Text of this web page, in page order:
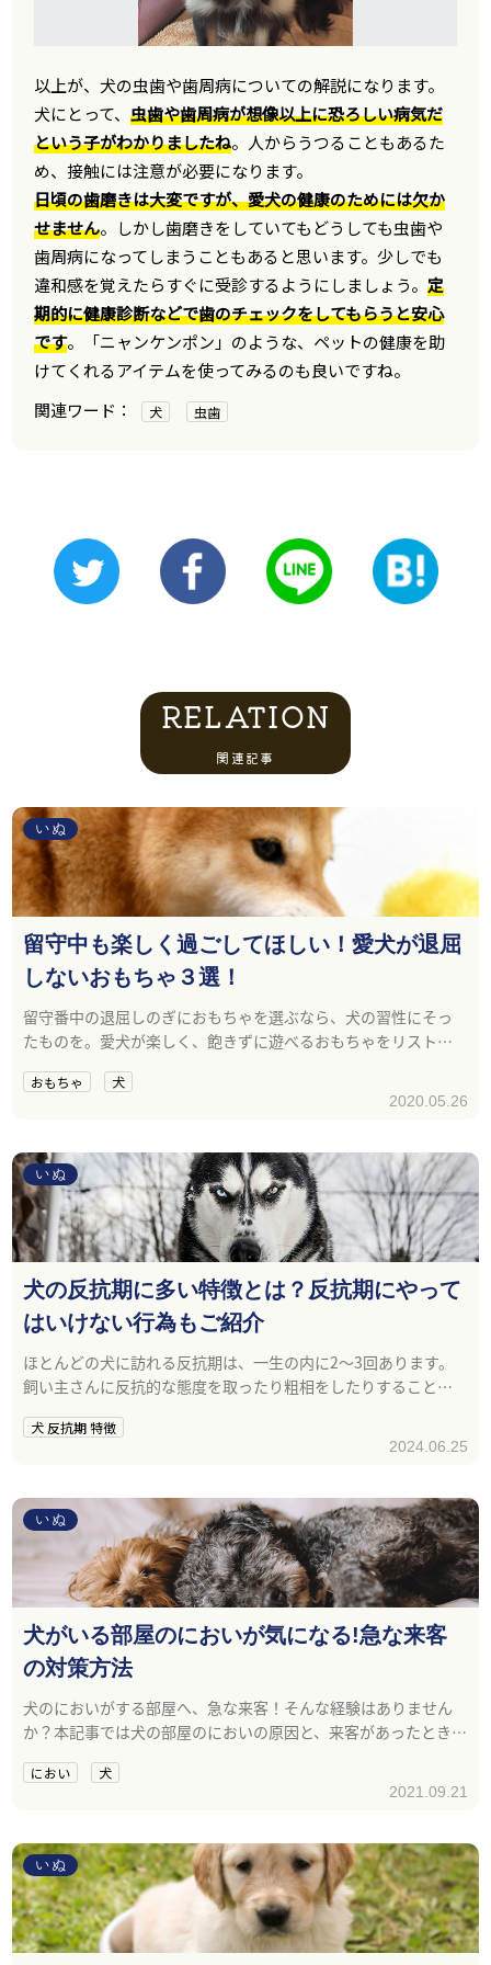
以上が、犬の虫歯や歯周病についての解説になります。
犬にとって、虫歯や歯周病が想像以上に恐ろしい病気だ
という子がわかりましたね。人からうつることもあるた
め、接触には注意が必要になります。
日頃の歯磨きは大変ですが、愛犬の健康のためには欠か
せません。しかし歯磨きをしていてもどうしても虫歯や
歯周病になってしまうこともあると思います。少しでも
違和感を覚えたらすぐに受診するようにしましょう。定
期的に健康診断などで歯のチェックをしてもらうと安心
です。「ニャンケンポン」のような、ペットの健康を助
けてくれるアイテムを使ってみるのも良いですね。
犬 虫歯
RELATION
関連記事
いぬ
留守中も楽しく過ごしてほしい！愛犬が退屈
しないおもちゃ３選！
留守番中の退屈しのぎにおもちゃを選ぶなら、犬の習性にそっ
たものを。愛犬が楽しく、飽きずに遊べるおもちゃをリストア
おもちゃ 犬
2020.05.26
いぬ
犬の反抗期に多い特徴とは？反抗期にやって
はいけない行為もご紹介
ほとんどの犬に訪れる反抗期は、一生の内に2～3回あります。
飼い主さんに反抗的な態度を取ったり粗相をしたりすることが
犬 反抗期 特徴
2024.06.25
いぬ
犬がいる部屋のにおいが気になる!急な来客
の対策方法
犬のにおいがする部屋へ、急な来客！そんな経験はありません
か？本記事では犬の部屋のにおいの原因と、来客があったときの
におい 犬
2021.09.21
いぬ